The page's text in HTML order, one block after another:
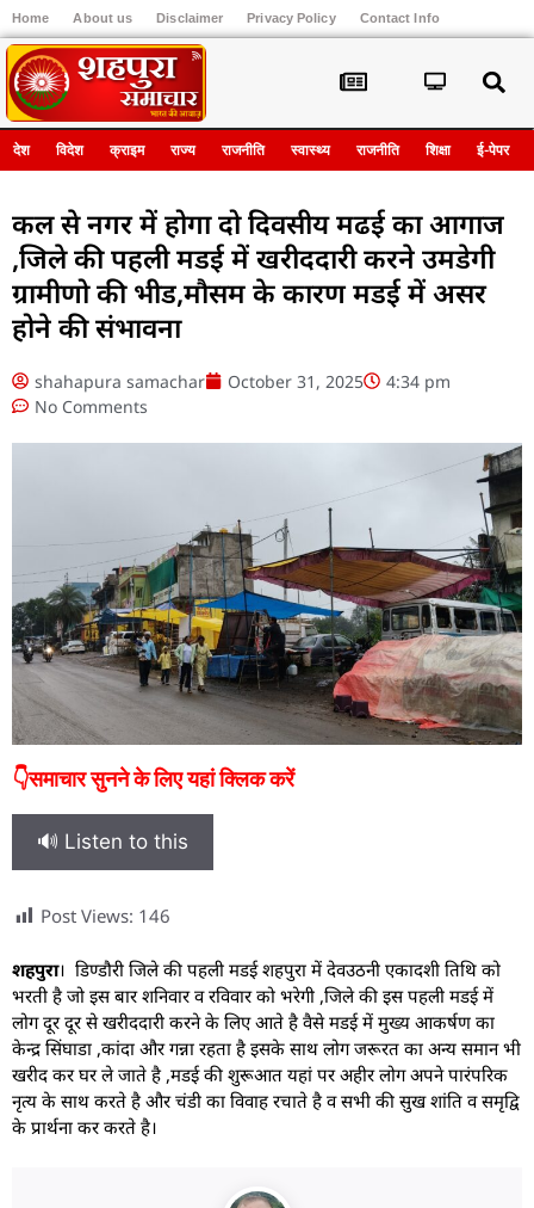
Home About us Disclaimer Privacy Policy Contact Info
देश विदेश क्राइम राज्य राजनीति स्वास्थ्य राजनीति शिक्षा ई-पेपर
कल से नगर में होगा दो दिवसीय मढई का आगाज
,जिले की पहली मडई में खरीददारी करने उमडेगी
ग्रामीणो की भीड,मौसम के कारण मडई में असर
होने की संभावना
shahapura samachar October 31, 2025
4:34 pm
No Comments
👇समाचार सुनने के लिए यहां क्लिक करें
🔊 Listen to this
Post Views: 146
शहपुरा। डिण्डौरी जिले की पहली मडई शहपुरा में देवउठनी एकादशी तिथि को
भरती है जो इस बार शनिवार व रविवार को भरेगी ,जिले की इस पहली मडई में
लोग दूर दूर से खरीददारी करने के लिए आते है वैसे मडई में मुख्य आकर्षण का
केन्द्र सिंघाडा ,कांदा और गन्ना रहता है इसके साथ लोग जरूरत का अन्य समान भी
खरीद कर घर ले जाते है ,मडई की शुरूआत यहां पर अहीर लोग अपने पारंपरिक
नृत्य के साथ करते है और चंडी का विवाह रचाते है व सभी की सुख शांति व समृद्वि
के प्रार्थना कर करते है।